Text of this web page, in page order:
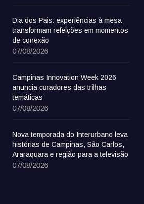
Dia dos Pais: experiências à mesa
transformam refeições em momentos
de conexão
07/08/2026
Campinas Innovation Week 2026
anuncia curadores das trilhas
temáticas
07/08/2026
Nova temporada do Interurbano leva
histórias de Campinas, São Carlos,
Araraquara e região para a televisão
07/08/2026